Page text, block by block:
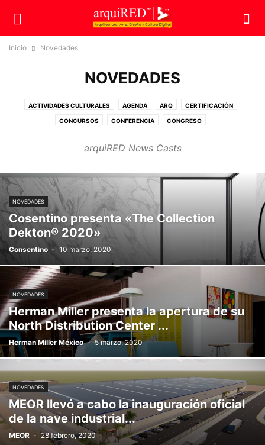
Inicio Novedades
NOVEDADES
ACTIVIDADES CULTURALES AGENDA ARQ CERTIFICACIÓN
CONCURSOS CONFERENCIA CONGRESO
DISEÑO SUSTENTABLE ECO EDUCACIÓN EMPRESAS
NOVEDADES OPINIÓN PATRIMONIO PREMIOS PUBLICACIONES
RECONOCIMIENTO RESTAURACIÓN SIN CATEGORÍA
arquiRED News Casts
NOVEDADES
Cosentino presenta «The Collection
Dekton® 2020»
Consentino - 10 marzo, 2020
NOVEDADES
Herman Miller presenta la apertura de su
North Distribution Center ...
Herman Miller México - 5 marzo, 2020
NOVEDADES
MEOR llevó a cabo la inauguración oficial
de la nave industrial...
MEOR - 28 febrero, 2020